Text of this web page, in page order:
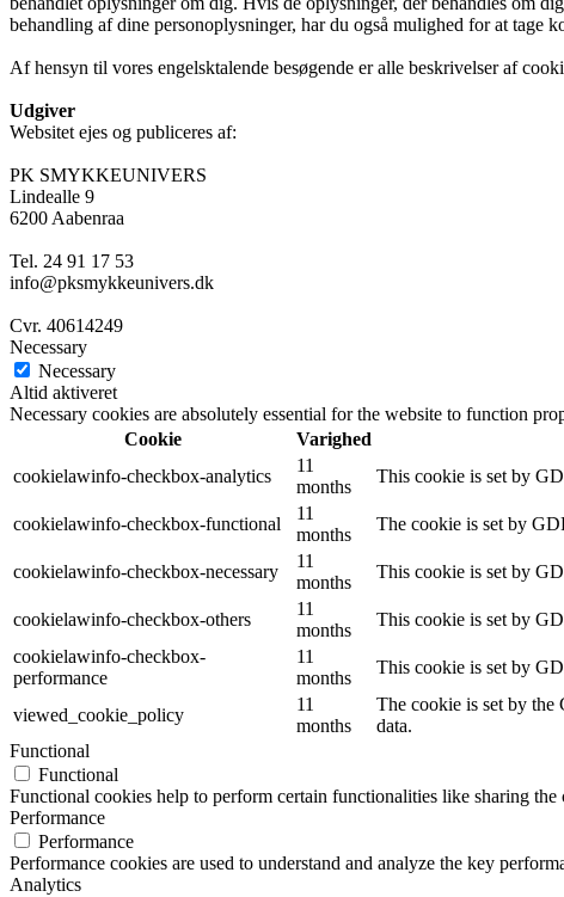
behandling af dine personoplysninger, har du også mulighed for at tage
Af hensyn til vores engelsktalende besøgende er alle beskrivelser af
Udgiver
Websitet ejes og publiceres af:
PK SMYKKEUNIVERS
Lindealle 9
6200 Aabenraa
Tel. 24 91 17 53
info@pksmykkeunivers.dk
Cvr. 40614249
Necessary
Necessary
Altid aktiveret
Necessary cookies are absolutely essential for the website to function
Cookie
Varighed
cookielawinfo-checkbox-analytics
11
months
This cookie is set by
cookielawinfo-checkbox-functional
11
months
The cookie is set by
cookielawinfo-checkbox-necessary
11
months
This cookie is set by
cookielawinfo-checkbox-others
11
months
This cookie is set by
cookielawinfo-checkbox-
performance
11
months
This cookie is set by
viewed_cookie_policy
11
months
The cookie is set by the
data.
Functional
Functional
Functional cookies help to perform certain functionalities like sharing
Performance
Performance
Performance cookies are used to understand and analyze the key
Analytics